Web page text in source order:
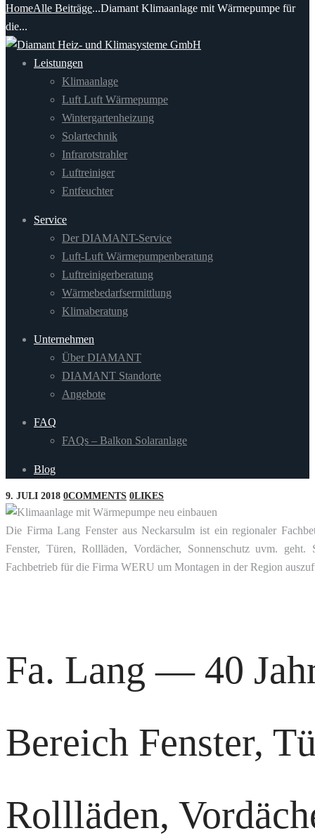
HomeAlle Beiträge...Diamant Klimaanlage mit Wärmepumpe für
die...
Leistungen
Klimaanlage
Luft Luft Wärmepumpe
Wintergartenheizung
Solartechnik
Infrarotstrahler
Luftreiniger
Entfeuchter
Service
Der DIAMANT-Service
Luft-Luft Wärmepumpenberatung
Luftreinigerberatung
Wärmebedarfsermittlung
Klimaberatung
Unternehmen
Über DIAMANT
DIAMANT Standorte
Angebote
FAQ
FAQs – Balkon Solaranlage
Blog
9. JULI 2018 0COMMENTS 0LIKES
Die Firma Lang Fenster aus Neckarsulm ist ein regionaler
Fenster, Türen, Rollläden, Vordächer, Sonnenschutz uvm.
Fachbetrieb für die Firma WERU um Montagen in der Region
Fa. Lang — 40
Bereich Fenster,
Rollläden,